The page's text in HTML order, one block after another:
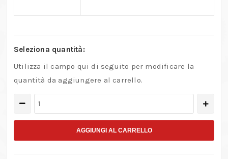
Seleziona quantità:
Utilizza il campo qui di seguito per modificare la
quantità da aggiungere al carrello.
3
AGGIUNGI AL CARRELLO